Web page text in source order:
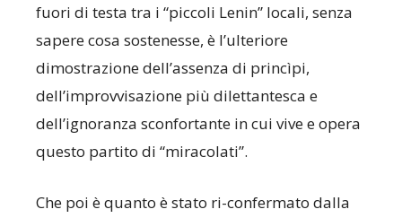
fuori di testa tra i “piccoli Lenin” locali, senza
sapere cosa sostenesse, è l’ulteriore
dimostrazione dell’assenza di princìpi,
dell’improvvisazione più dilettantesca e
dell’ignoranza sconfortante in cui vive e opera
questo partito di “miracolati”.
Che poi è quanto è stato ri-confermato dalla